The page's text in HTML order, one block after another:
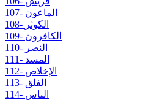
107- الماعون
108- الكوثر
109- الكافرون
110- النصر
111- المسد
112- الإخلاص
113- الفلق
114- الناس